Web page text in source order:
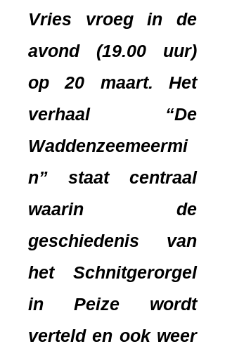
Vries vroeg in de
avond (19.00 uur)
op 20 maart. Het
verhaal “De
Waddenzeemeermi
n” staat centraal
waarin de
geschiedenis van
het Schnitgerorgel
in Peize wordt
verteld en ook weer